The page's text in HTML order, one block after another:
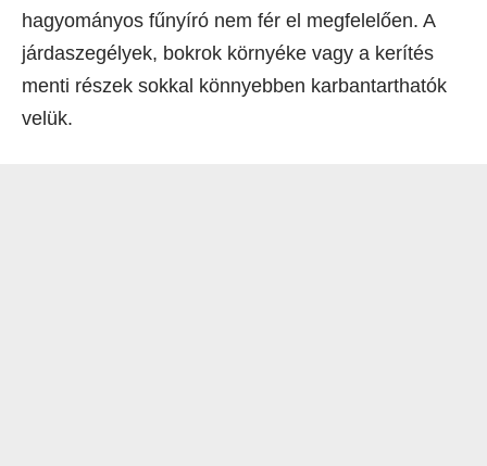
hagyományos fűnyíró nem fér el megfelelően. A
járdaszegélyek, bokrok környéke vagy a kerítés
menti részek sokkal könnyebben karbantarthatók
velük.